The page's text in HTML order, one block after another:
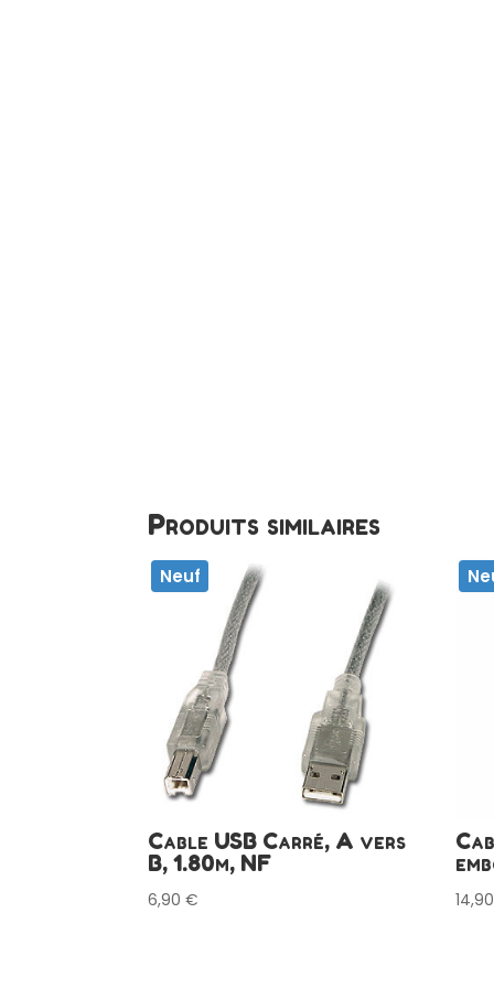
Produits similaires
Neuf
Cable USB Carré, A vers
B, 1.80m, NF
6,90€